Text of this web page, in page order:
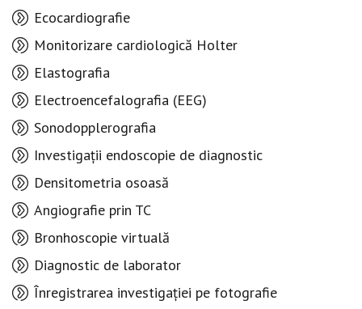
Ecocardiografie
Monitorizare cardiologică Holter
Elastografia
Electroencefalografia (EEG)
Sonodopplerografia
Investigații endoscopie de diagnostic
Densitometria osoasă
Angiografie prin TC
Bronhoscopie virtuală
Diagnostic de laborator
Înregistrarea investigației pe fotografie